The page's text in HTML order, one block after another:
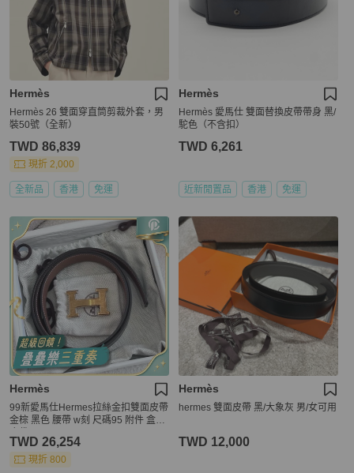
Hermès
Hermès 26 雙面穿直筒剪裁外套，男
裝50號（全新）
TWD 86,839
現折 2,000
全新品 香港 免運
Hermès
Hermès 愛馬仕 雙面替換皮帶帶身 黑/
駝色（不含扣）
TWD 6,261
近新閒置品 香港 免運
Hermès
99新愛馬仕Hermes拉絲金扣雙面皮帶
金棕 黑色 腰帶 w刻 尺碼95 附件 盒子
TWD 26,254
現折 800
Hermès
hermes 雙面皮帶 黑/大象灰 男/女可用
TWD 12,000